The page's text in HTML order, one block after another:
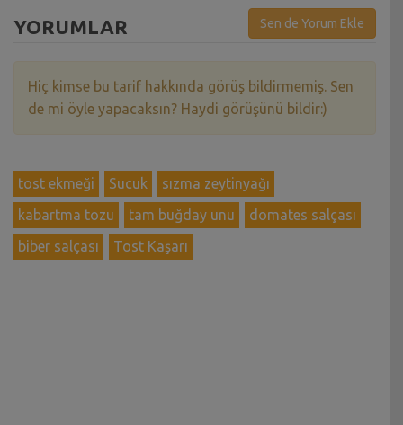
YORUMLAR Sen de Yorum Ekle
Hiç kimse bu tarif hakkında görüş bildirmemiş. Sen
de mi öyle yapacaksın? Haydi görüşünü bildir:)
tost ekmeği Sucuk
sızma zeytinyağı
kabartma tozu
tam buğday unu
domates salçası
biber salçası
Tost Kaşarı